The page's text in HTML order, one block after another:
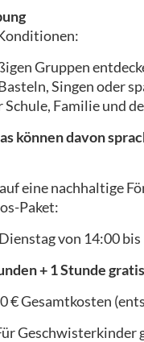
Gruppen
Singen oder
Familie und
können davon
eine nachhaltige
Paket:
von 14:00
+ 1 Stunde
€ Gesamtkosten
Geschwisterkinder